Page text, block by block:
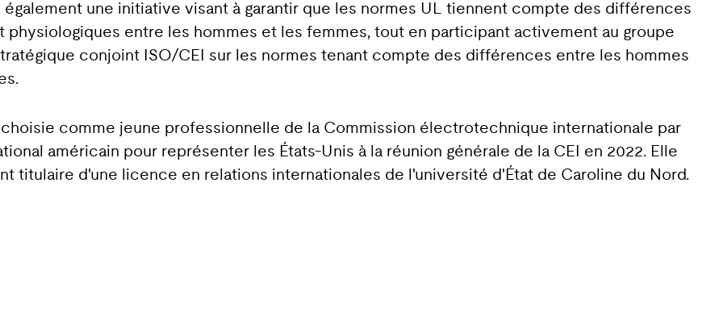
également une initiative visant à garantir que les normes UL tiennent compte des différences
physiologiques entre les hommes et les femmes, tout en participant activement au groupe
conjoint ISO/CEI sur les normes tenant compte des différences entre les hommes
comme jeune professionnelle de la Commission électrotechnique internationale par
américain pour représenter les États-Unis à la réunion générale de la CEI en 2022. Elle
titulaire d'une licence en relations internationales de l'université d'État de Caroline du Nord.